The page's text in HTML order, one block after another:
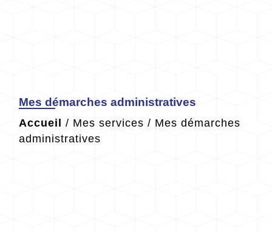
Mes démarches administratives
Accueil / Mes services / Mes démarches
administratives